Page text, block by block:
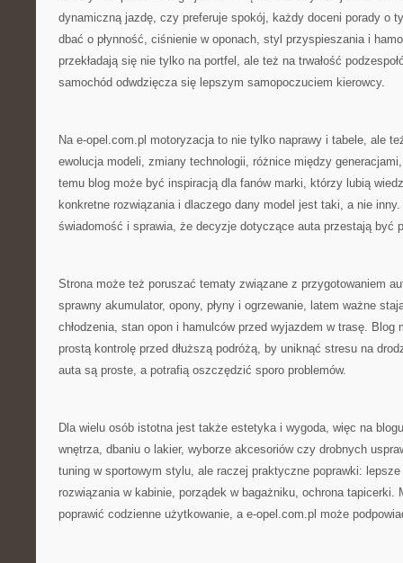
dynamiczną jazdę, czy preferuje spokój, każdy doceni porady o
dbać o płynność, ciśnienie w oponach, styl przyspieszania i
przekładają się nie tylko na portfel, ale też na trwałość
samochód odwdzięcza się lepszym samopoczuciem kierowcy.
Na e-opel.com.pl motoryzacja to nie tylko naprawy i tabele, ale
ewolucja modeli, zmiany technologii, różnice między
temu blog może być inspiracją dla fanów marki, którzy lubią
konkretne rozwiązania i dlaczego dany model jest taki, a nie
świadomość i sprawia, że decyzje dotyczące auta przestają być
Strona może też poruszać tematy związane z przygotowaniem
sprawny akumulator, opony, płyny i ogrzewanie, latem ważne
chłodzenia, stan opon i hamulców przed wyjazdem w trasę.
prostą kontrolę przed dłuższą podróżą, by uniknąć stresu na
auta są proste, a potrafią oszczędzić sporo problemów.
Dla wielu osób istotna jest także estetyka i wygoda, więc na
wnętrza, dbaniu o lakier, wyborze akcesoriów czy drobnych
tuning w sportowym stylu, ale raczej praktyczne poprawki:
rozwiązania w kabinie, porządek w bagażniku, ochrona tapicerki.
poprawić codzienne użytkowanie, a e-opel.com.pl może